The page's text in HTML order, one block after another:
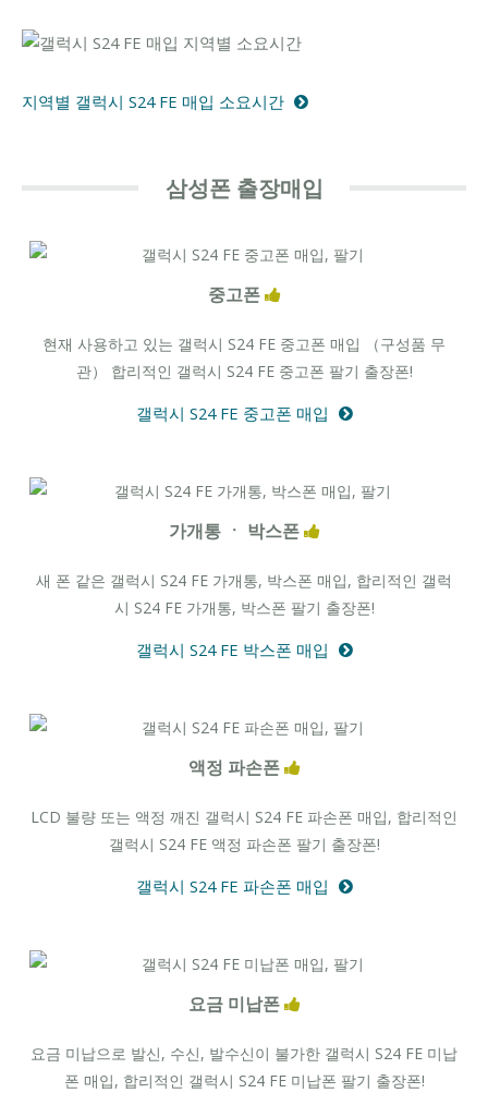
지역별 갤럭시 S24 FE 매입 소요시간
삼성폰 출장매입
중고폰
현재 사용하고 있는 갤럭시 S24 FE 중고폰 매입 （구성품 무
관） 합리적인 갤럭시 S24 FE 중고폰 팔기 출장폰!
갤럭시 S24 FE 중고폰 매입
가개통 ㆍ 박스폰
새 폰 같은 갤럭시 S24 FE 가개통, 박스폰 매입, 합리적인 갤럭
시 S24 FE 가개통, 박스폰 팔기 출장폰!
갤럭시 S24 FE 박스폰 매입
액정 파손폰
LCD 불량 또는 액정 깨진 갤럭시 S24 FE 파손폰 매입, 합리적인
갤럭시 S24 FE 액정 파손폰 팔기 출장폰!
갤럭시 S24 FE 파손폰 매입
요금 미납폰
요금 미납으로 발신, 수신, 발수신이 불가한 갤럭시 S24 FE 미납
폰 매입, 합리적인 갤럭시 S24 FE 미납폰 팔기 출장폰!